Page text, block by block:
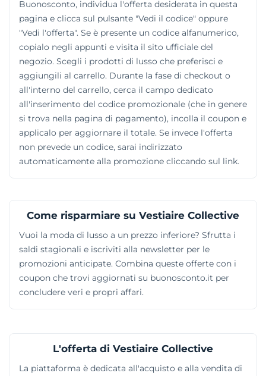
Buonosconto, individua l'offerta desiderata in questa
pagina e clicca sul pulsante "Vedi il codice" oppure
"Vedi l'offerta". Se è presente un codice alfanumerico,
copialo negli appunti e visita il sito ufficiale del
negozio. Scegli i prodotti di lusso che preferisci e
aggiungili al carrello. Durante la fase di checkout o
all'interno del carrello, cerca il campo dedicato
all'inserimento del codice promozionale (che in genere
si trova nella pagina di pagamento), incolla il coupon e
applicalo per aggiornare il totale. Se invece l'offerta
non prevede un codice, sarai indirizzato
automaticamente alla promozione cliccando sul link.
Come risparmiare su Vestiaire Collective
Vuoi la moda di lusso a un prezzo inferiore? Sfrutta i
saldi stagionali e iscriviti alla newsletter per le
promozioni anticipate. Combina queste offerte con i
coupon che trovi aggiornati su buonosconto.it per
concludere veri e propri affari.
L'offerta di Vestiaire Collective
La piattaforma è dedicata all'acquisto e alla vendita di